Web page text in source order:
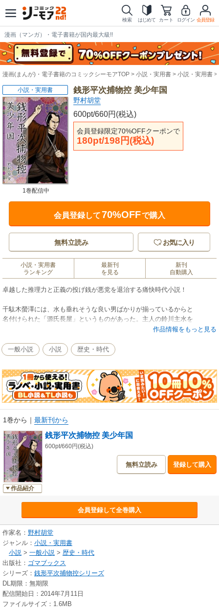
検索 はじめて カート ログイン 会員登録
漫画（マンガ）・電子書籍が国内最大級!!
漫画(まんが)・電子書籍のコミックシーモアTOP 小説・実用書 小説・実用書
銭形平次捕物控 美少年国
野村胡堂
600pt/660円(税込)
会員登録限定70%OFFクーポンで
180pt/198円(税込)
小説・実用書
1巻配信中
会員登録して70%OFFで購入
無料立読み お気に入り
小説・実用書
ランキング
最新刊
を見る
新刊
自動購入
卓越した推理力と正義の投げ銭が悪党を退治する痛快時代小説！
千駄木螢澤には、水も垂れそうな良い男ばかりが揃っているからと
名付けられた「源氏長屋」というものがあった。主人の鈴川主水を
頭に、弟の佐野松、掛り人の杵太郎、下男の猪之松まで、間違いなく
ところが最近、その源氏長屋で妙なことが起こっているという。
きたと言うのだ。
主人がいろいろと気を付けて見ていると、離れになっている佐野松の
作品情報をもっと見る
一般小説 小説 歴史・時代
1巻から ｜ 最新刊から
作品紹介
銭形平次捕物控 美少年国
600pt/660円(税込)
無料立読み 登録して購入
会員登録して全巻購入
作家名： 野村胡堂
ジャンル： 小説・実用書
小説 > 一般小説 > 歴史・時代
出版社： ゴマブックス
シリーズ： 銭形平次捕物控シリーズ
DL期限：無期限
配信開始日：2014年7月11日
ファイルサイズ：1.6MB